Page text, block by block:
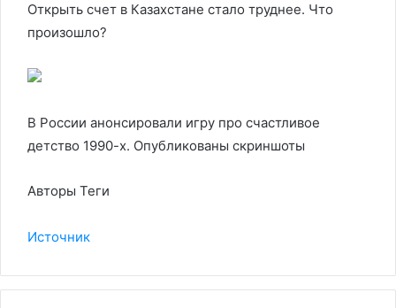
Открыть счет в Казахстане стало труднее. Что
произошло?
В России анонсировали игру про счастливое
детство 1990-х. Опубликованы скриншоты
Авторы Теги
Источник